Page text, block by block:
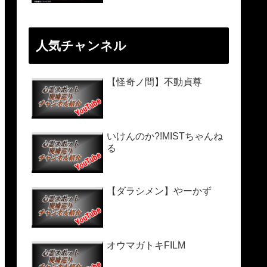
人気チャンネル
【怪奇ノ間】不動貞尊
いけんのか?!MISTちゃんね
る
【ダラシメン】やーかず
オウマガトキFILM